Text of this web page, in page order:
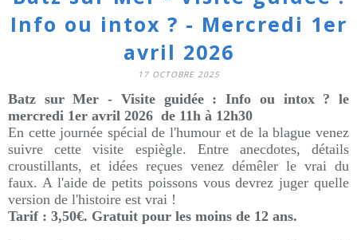
Info ou intox ? - Mercredi 1er
avril 2026
17 OCTOBRE 2025
Batz sur Mer - Visite guidée : Info ou intox ? le
mercredi 1er avril 2026 de 11h à 12h30
En cette journée spécial de l'humour et de la blague venez
suivre cette visite espiègle. Entre anecdotes, détails
croustillants, et idées reçues venez démêler le vrai du
faux. A l'aide de petits poissons vous devrez juger quelle
version de l'histoire est vrai !
Tarif : 3,50€. Gratuit pour les moins de 12 ans.